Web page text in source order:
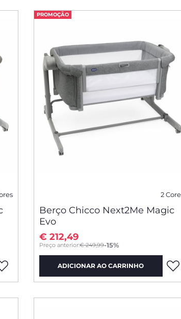
PROMOÇÃO
2
Berço Chicco Next2Me Magic
Evo
Preço anterior:€ 249,99-15%
to
€ 212,49
ADICIONAR AO CARRINHO